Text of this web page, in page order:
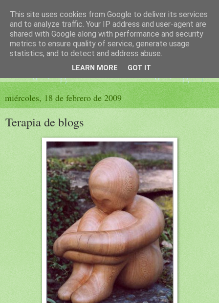
El sueño de las palabras
PÁGINA LITERARIA DE FELISA MORENO
miércoles, 18 de febrero de 2009
Terapia de blogs
This site uses cookies from Google to deliver its services
and to analyze traffic. Your IP address and user-agent are
shared with Google along with performance and security
metrics to ensure quality of service, generate usage
statistics, and to detect and address abuse.
LEARN MORE GOT IT